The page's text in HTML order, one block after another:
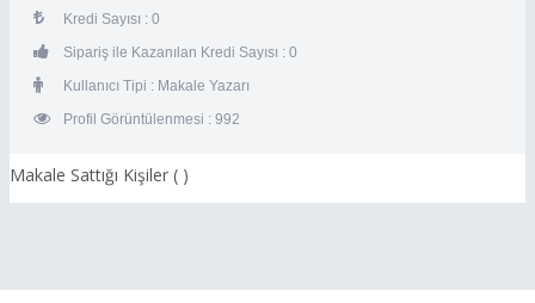
Kredi Sayısı : 0
Sipariş ile Kazanılan Kredi Sayısı : 0
Kullanıcı Tipi : Makale Yazarı
Profil Görüntülenmesi : 992
Makale Sattığı Kişiler ( )